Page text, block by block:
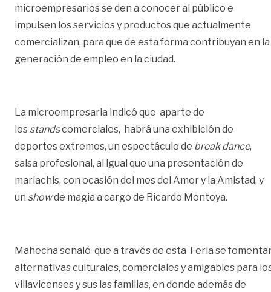
microempresarios se den a conocer al público e
impulsen los servicios y productos que actualmente
comercializan, para que de esta forma contribuyan en la
generación de empleo en la ciudad.
La microempresaria indicó que aparte de
los standscomerciales, habrá una exhibición de
deportes extremos, un espectáculo de break dance,
salsa profesional, al igual que una presentación de
mariachis, con ocasión del mes del Amor y la Amistad, y
un showde magia a cargo de Ricardo Montoya.
Mahecha señaló que a través de esta Feria se
alternativas culturales, comerciales y amigables para
villavicenses y sus las familias, en donde además de